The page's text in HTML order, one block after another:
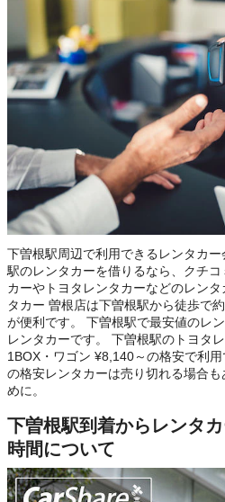
下曽根駅周辺で利用できるレンタカ
駅のレンタカーを借りるなら、クチ
カーやトヨタレンタカーなどのレン
タカー 曽根店は下曽根駅から徒歩で
が便利です。 下曽根駅で最安値のレ
レンタカーです。 下曽根駅のトヨタ
1BOX・ワゴン ¥8,140～の格安で利
の格安レンタカーは売り切れる場合
めに。
下曽根駅到着からレンタ
時間について